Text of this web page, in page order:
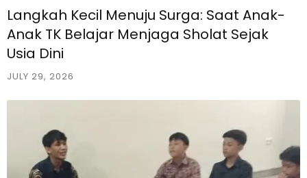
Langkah Kecil Menuju Surga: Saat Anak-
Anak TK Belajar Menjaga Sholat Sejak
Usia Dini
JULY 29, 2026